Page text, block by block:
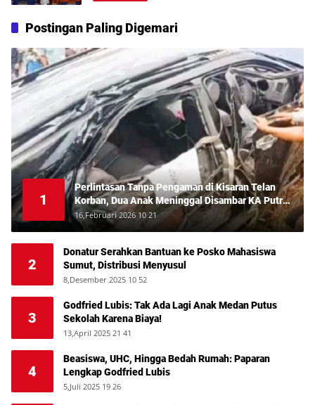
Postingan Paling Digemari
1
Perlintasan Tanpa Pengaman di Kisaran Telan
Korban, Dua Anak Meninggal Disambar KA Putri
Deli
16,Februari 2026 10 21
2
Donatur Serahkan Bantuan ke Posko Mahasiswa
Sumut, Distribusi Menyusul
8,Desember 2025 10 52
3
Godfried Lubis: Tak Ada Lagi Anak Medan Putus
Sekolah Karena Biaya!
13,April 2025 21 41
4
Beasiswa, UHC, Hingga Bedah Rumah: Paparan
Lengkap Godfried Lubis
5,Juli 2025 19 26